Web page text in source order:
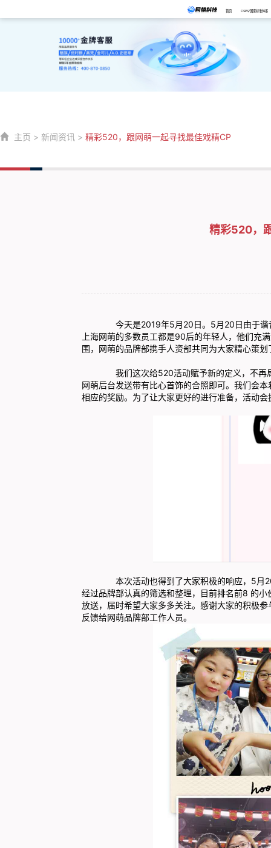
首页 CSPS/国家标准体系
主页 > 新闻资讯 > 精彩520，跟网萌一起寻找最佳戏精CP
精彩520，
今天是2019年5月20日。5月20日由于谐音“
上海网萌的多数员工都是90后的年轻人，他们充
围，网萌的品牌部携手人资部共同为大家精心策
我们这次给520活动赋予新的定义，不再局
网萌后台发送带有比心首饰的合照即可。我们会
相应的奖励。为了让大家更好的进行准备，活动
本次活动也得到了大家积极的响应，5月20
经过品牌部认真的筛选和整理，目前排名前8 的
放送，届时希望大家多多关注。感谢大家的积极
反馈给网萌品牌部工作人员。